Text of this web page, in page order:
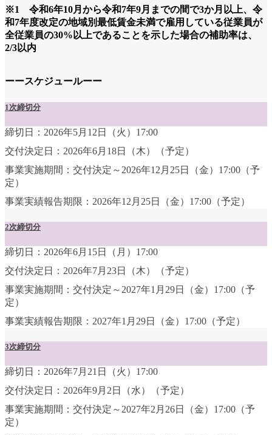
※1 令和6年10月から令和7年9月までの間で3か月以上、令
和7年度改定の地域別最低賃金未満で雇用している従業員が
全従業員の30%以上であることを示した場合の補助率は、
2/3以内
ーースケジュールーー
1次締切分
締切日：2026年5月12日（火）17:00
交付決定日：2026年6月18日（木）（予定）
事業実施期間：交付決定～2026年12月25日（金）17:00（予
定）
事業実績報告期限：2026年12月25日（金）17:00（予定）
2次締切分
締切日：2026年6月15日（月）17:00
交付決定日：2026年7月23日（木）（予定）
事業実施期間：交付決定～2027年1月29日（金）17:00（予
定）
事業実績報告期限：2027年1月29日（金）17:00（予定）
3次締切分
締切日：2026年7月21日（火）17:00
交付決定日：2026年9月2日（水）（予定）
事業実施期間：交付決定～2027年2月26日（金）17:00（予
定）